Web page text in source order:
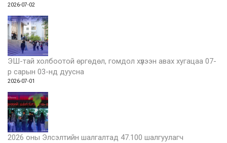
2026-07-02
ЭШ-тай холбоотой өргөдөл, гомдол хүлээн авах хугацаа 07-
р сарын 03-нд дуусна
2026-07-01
2026 оны Элсэлтийн шалгалтад 47.100 шалгуулагч